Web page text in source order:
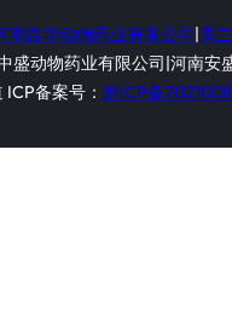
南益华动物药业有限公司|美
盛动物药业有限公司|河南安
备案号： 黔ICP备